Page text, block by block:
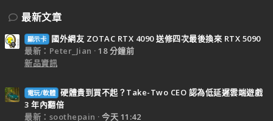
最新文章
顯示卡
國外網友 ZOTAC RTX 4090 送修四次最後換來 RTX 5090
最新：Peter_Jian
18 分鐘前
新品資訊
電玩/軟體 硬體貴到買不起？Take-Two CEO 認為低延遲雲端遊戲
3 年內翻倍
最新：soothepain
今天 11:42